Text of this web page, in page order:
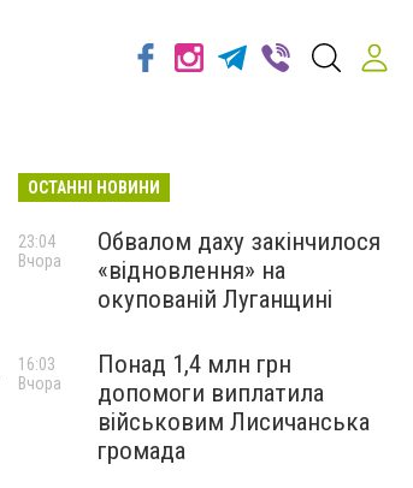
ОСТАННІ НОВИНИ
Обвалом даху закінчилося
«відновлення» на
окупованій Луганщині
23:04
Вчора
Понад 1,4 млн грн
допомоги виплатила
військовим Лисичанська
громада
16:03
Вчора